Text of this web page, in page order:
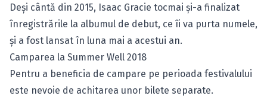
Deși cântă din 2015, Isaac Gracie tocmai şi-a finalizat
înregistrările la albumul de debut, ce îi va purta numele,
şi a fost lansat în luna mai a acestui an.
Camparea la Summer Well 2018
Pentru a beneficia de campare pe perioada festivalului
este nevoie de achitarea unor bilete separate.